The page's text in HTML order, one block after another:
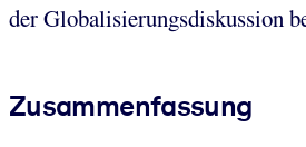
der Globalisierungsdiskussion
Zusammenfassung